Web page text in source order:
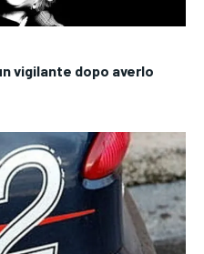
vigilante dopo averlo